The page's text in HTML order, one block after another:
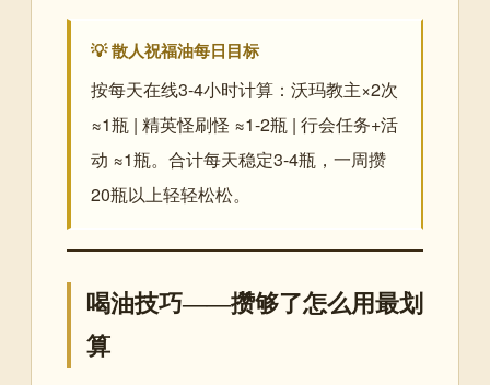
💡 散人祝福油每日目标
按每天在线3-4小时计算：沃玛教主×2次
≈1瓶 | 精英怪刷怪 ≈1-2瓶 | 行会任务+活
动 ≈1瓶。合计每天稳定3-4瓶，一周攒
20瓶以上轻轻松松。
喝油技巧——攒够了怎么用最划
算